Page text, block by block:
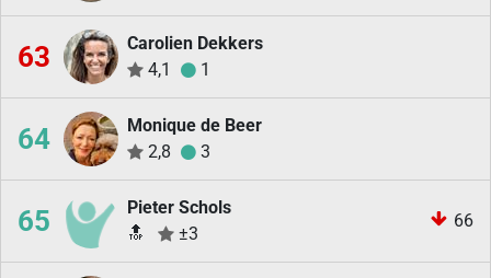
63
Carolien Dekkers
4,1
1
64
Monique de Beer
2,8
3
65
Pieter Schols
🔝
±3
66